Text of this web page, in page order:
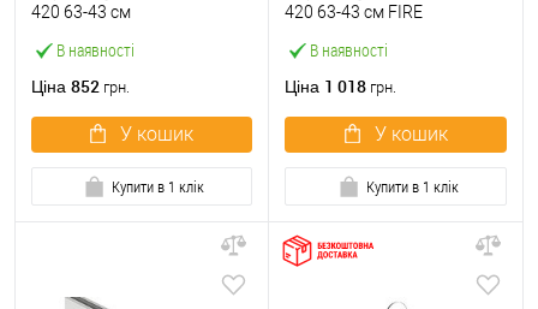
В наявності
420 63-43 см
Ціна 852 грн.
У кошик
Купити в 1 клік
В наявності
420 63-43 см FIRE
Ціна 1 018 грн.
У кошик
Купити в 1 клік